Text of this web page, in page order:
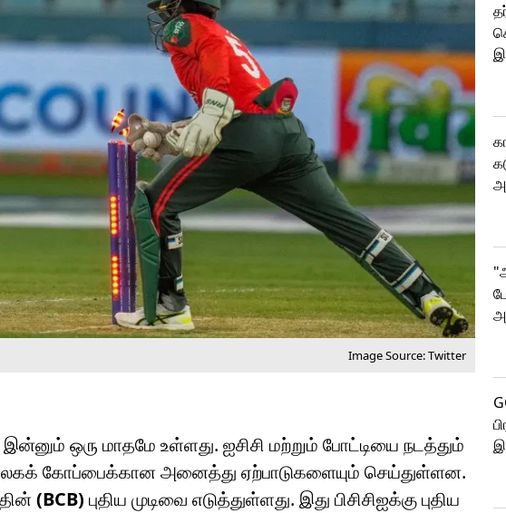
Image Source: Twitter
இன்னும் ஒரு மாதமே உள்ளது. ஐசிசி மற்றும் போட்டியை நடத்தும்
உலகக் கோப்பைக்கான அனைத்து ஏற்பாடுகளையும் செய்துள்ளன.
(BCB) புதிய முடிவை எடுத்துள்ளது. இது பிசிசிஐக்கு புதிய